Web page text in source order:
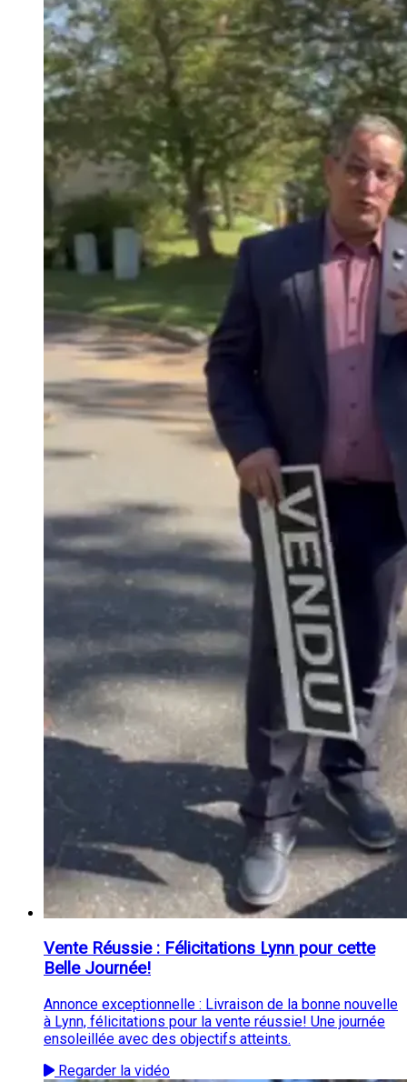
Vente Réussie : Félicitations Lynn pour cette
Belle Journée!
Annonce exceptionnelle : Livraison de la bonne nouvelle
à Lynn, félicitations pour la vente réussie! Une journée
ensoleillée avec des objectifs atteints.
Regarder la vidéo